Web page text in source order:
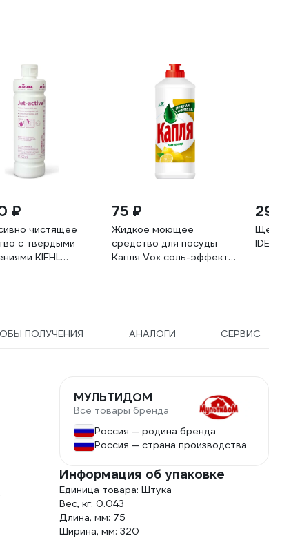
₽
чистящее
с твёрдыми
KIEHL
75 ₽
Жидкое моющее
средство для посуды
Капля Vox соль-эффект
290
Щетка
IDEA
ПОЛУЧЕНИЯ АНАЛОГИ СЕРВИС
МУЛЬТИДОМ
Все товары бренда
Россия — родина бренда
Россия — страна производства
Информация об упаковке
Единица товара: Штука
Вес, кг: 0.043
Длина, мм: 75
Ширина, мм: 320